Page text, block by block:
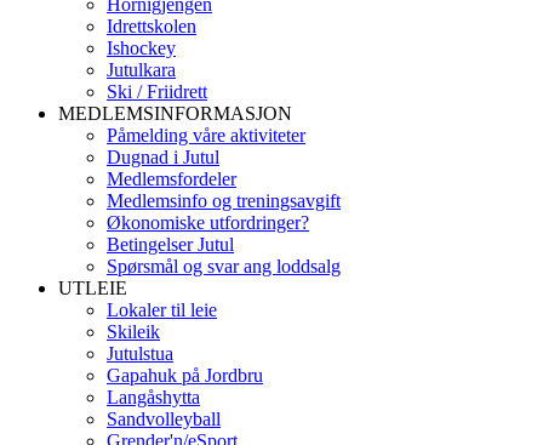
Hornigjengen
Idrettskolen
Ishockey
Jutulkara
Ski / Friidrett
MEDLEMSINFORMASJON
Påmelding våre aktiviteter
Dugnad i Jutul
Medlemsfordeler
Medlemsinfo og treningsavgift
Økonomiske utfordringer?
Betingelser Jutul
Spørsmål og svar ang loddsalg
UTLEIE
Lokaler til leie
Skileik
Jutulstua
Gapahuk på Jordbru
Langåshytta
Sandvolleyball
Grender'n/eSport